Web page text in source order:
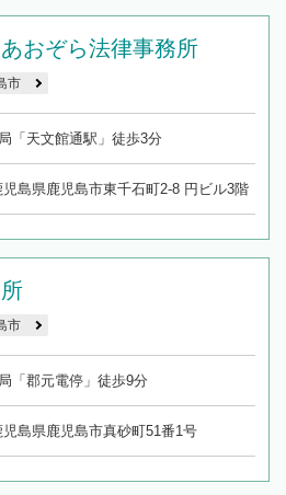
おぞら法律事務所
市
「天文館通駅」徒歩3分
島県鹿児島市東千石町2-8 円ビル3階
市
「郡元電停」徒歩9分
島県鹿児島市真砂町51番1号